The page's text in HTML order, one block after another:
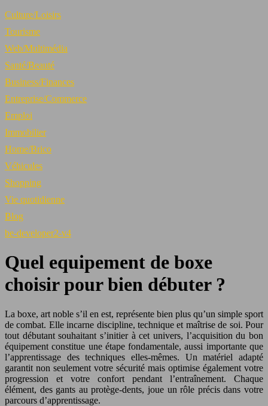
Culture/Loisirs
Tourisme
Web/Multimédia
Santé/Beauté
Business/Finances
Entreprise/Commerce
Emploi
Immobilier
Home/Brico
Véhicules
Shopping
Vie quotidienne
Blog
be-developer2-v4
Quel equipement de boxe
choisir pour bien débuter ?
La boxe, art noble s’il en est, représente bien plus qu’un simple sport
de combat. Elle incarne discipline, technique et maîtrise de soi. Pour
tout débutant souhaitant s’initier à cet univers, l’acquisition du bon
équipement constitue une étape fondamentale, aussi importante que
l’apprentissage des techniques elles-mêmes. Un matériel adapté
garantit non seulement votre sécurité mais optimise également votre
progression et votre confort pendant l’entraînement. Chaque
élément, des gants au protège-dents, joue un rôle précis dans votre
parcours d’apprentissage.